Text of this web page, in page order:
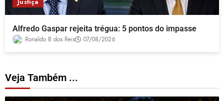
Alfredo Gaspar rejeita trégua: 5 pontos do impasse
Ronaldo B dos Reis 07/08/2026
Veja Também ...